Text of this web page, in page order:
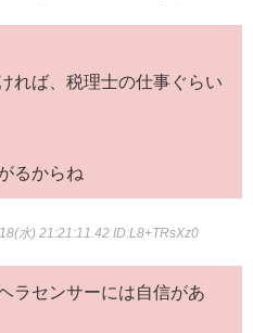
れば、税理士の仕事ぐらい
るからね
水) 21:21:11.42 ID:L8+TRsXz0
ラセンサーには自信があ